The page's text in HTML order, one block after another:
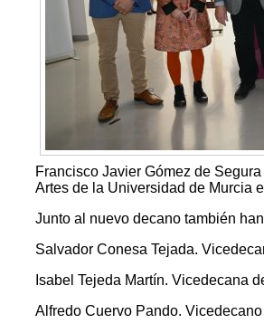
Francisco Javier Gómez de
Artes de la Universidad de Murcia
Junto al nuevo decano también
Salvador Conesa Tejada.
Isabel Tejeda Martín. Vicedecana
Alfredo Cuervo Pando.